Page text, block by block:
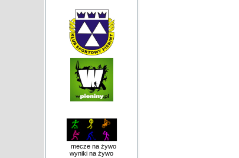
mecze na żywo
wyniki na żywo